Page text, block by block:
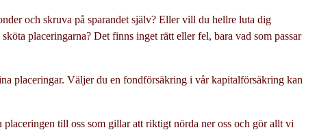
och skruva på sparandet själv? Eller vill du hellre luta dig
placeringarna? Det finns inget rätt eller fel, bara vad som passar
placeringar. Väljer du en fondförsäkring i vår kapitalförsäkring kan
till oss som gillar att riktigt nörda ner oss och gör allt vi